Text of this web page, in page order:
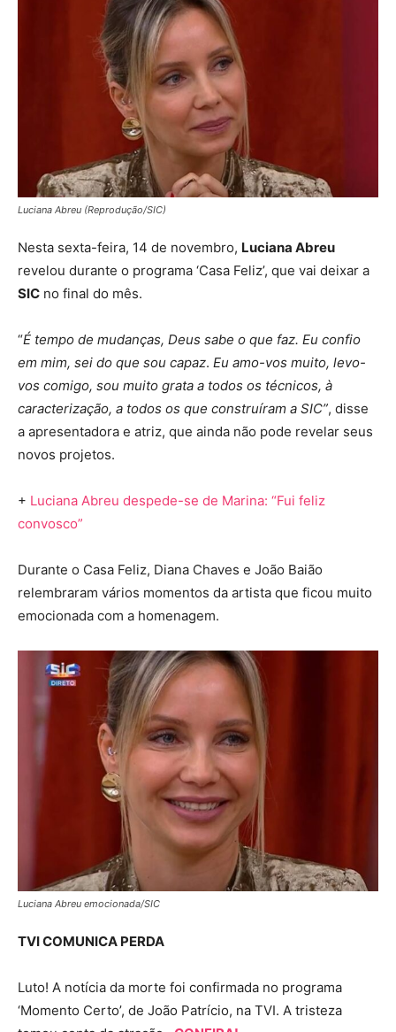
Luciana Abreu (Reprodução/SIC)
Nesta sexta-feira, 14 de novembro, Luciana Abreu
revelou durante o programa ‘Casa Feliz’, que vai deixar a
SIC no final do mês.
“É tempo de mudanças, Deus sabe o que faz. Eu confio
em mim, sei do que sou capaz. Eu amo-vos muito, levo-
vos comigo, sou muito grata a todos os técnicos, à
caracterização, a todos os que construíram a SIC”, disse
a apresentadora e atriz, que ainda não pode revelar seus
novos projetos.
+ Luciana Abreu despede-se de Marina: “Fui feliz
convosco”
Durante o Casa Feliz, Diana Chaves e João Baião
relembraram vários momentos da artista que ficou muito
emocionada com a homenagem.
Luciana Abreu emocionada/SIC
TVI COMUNICA PERDA
Luto! A notícia da morte foi confirmada no programa
‘Momento Certo’, de João Patrício, na TVI. A tristeza